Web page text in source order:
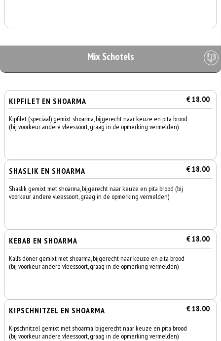
Mix Schotels
KIPFILET EN SHOARMA € 18.00
Kipfilet (speciaal) gemixt shoarma, bijgerecht naar keuze en pita brood
(bij voorkeur andere vleessoort, graag in de opmerking vermelden)
SHASLIK EN SHOARMA € 18.00
Shaslik gemixt met shoarma, bijgerecht naar keuze en pita brood (bij
voorkeur andere vleessoort, graag in de opmerking vermelden)
KEBAB EN SHOARMA € 18.00
Kalfs döner gemixt met shoarma, bijgerecht naar keuze en pita brood
(bij voorkeur andere vleessoort, graag in de opmerking vermelden)
KIPSCHNITZEL EN SHOARMA € 18.00
Kipschnitzel gemixt met shoarma, bijgerecht naar keuze en pita brood
(bij voorkeur andere vleessoort, graag in de opmerking vermelden)